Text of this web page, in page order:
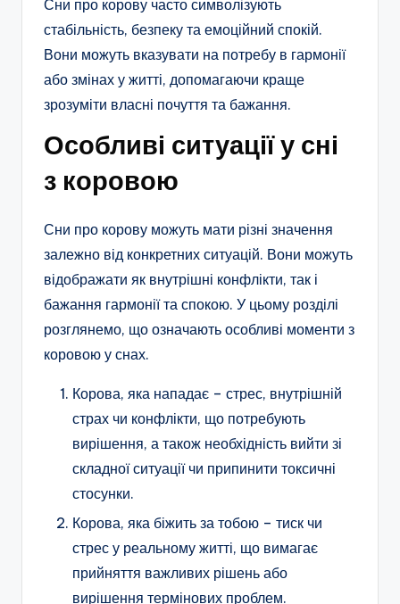
Сни про корову часто символізують
стабільність, безпеку та емоційний спокій.
Вони можуть вказувати на потребу в гармонії
або змінах у житті, допомагаючи краще
зрозуміти власні почуття та бажання.
Особливі ситуації у сні
з коровою
Сни про корову можуть мати різні значення
залежно від конкретних ситуацій. Вони можуть
відображати як внутрішні конфлікти, так і
бажання гармонії та спокою. У цьому розділі
розглянемо, що означають особливі моменти з
коровою у снах.
Корова, яка нападає – стрес, внутрішній
страх чи конфлікти, що потребують
вирішення, а також необхідність вийти зі
складної ситуації чи припинити токсичні
стосунки.
Корова, яка біжить за тобою – тиск чи
стрес у реальному житті, що вимагає
прийняття важливих рішень або
вирішення термінових проблем.